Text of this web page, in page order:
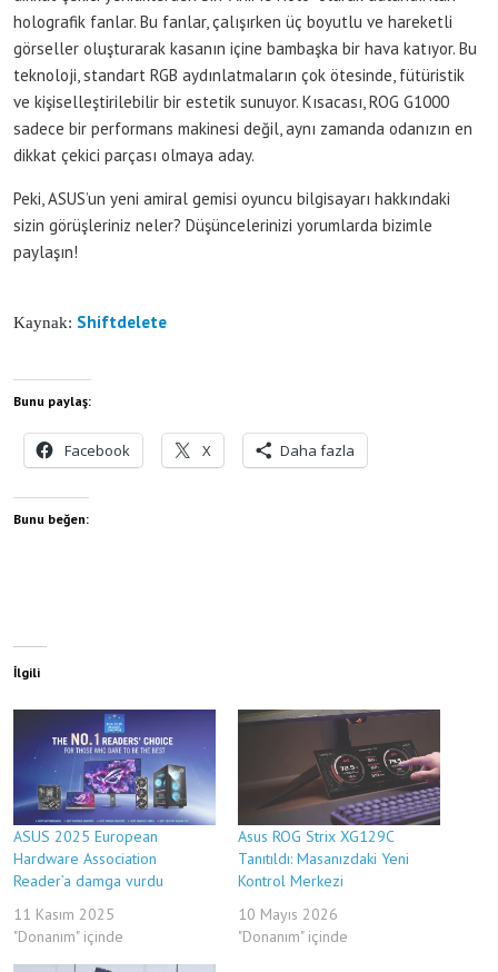
holografik fanlar. Bu fanlar, çalışırken üç boyutlu ve hareketli
görseller oluşturarak kasanın içine bambaşka bir hava katıyor. Bu
teknoloji, standart RGB aydınlatmaların çok ötesinde, fütüristik
ve kişiselleştirilebilir bir estetik sunuyor. Kısacası, ROG G1000
sadece bir performans makinesi değil, aynı zamanda odanızın en
dikkat çekici parçası olmaya aday.
Peki, ASUS’un yeni amiral gemisi oyuncu bilgisayarı hakkındaki
sizin görüşleriniz neler? Düşüncelerinizi yorumlarda bizimle
paylaşın!
Kaynak: Shiftdelete
Bunu paylaş:
Facebook X Daha fazla
Bunu beğen:
İlgili
ASUS 2025 European
Hardware Association
Reader’a damga vurdu
11 Kasım 2025
"Donanım" içinde
Asus ROG Strix XG129C
Tanıtıldı: Masanızdaki Yeni
Kontrol Merkezi
10 Mayıs 2026
"Donanım" içinde